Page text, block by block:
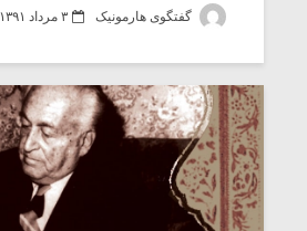
گفتگوی هارمونیک ۳ مرداد ۱۳۹۱